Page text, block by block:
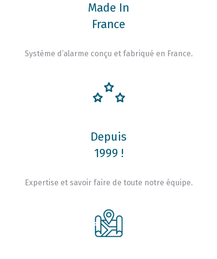
Made In
France
Système d’alarme conçu et fabriqué en France.
Depuis
1999 !
Expertise et savoir faire de toute notre équipe.